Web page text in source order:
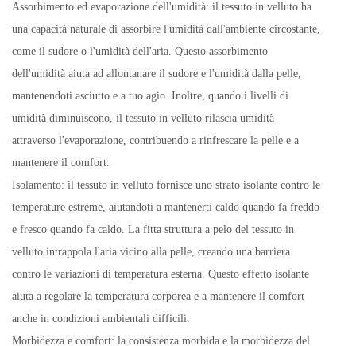
Assorbimento ed evaporazione dell'umidità: il tessuto in velluto ha
una capacità naturale di assorbire l'umidità dall'ambiente circostante,
come il sudore o l'umidità dell'aria. Questo assorbimento
dell'umidità aiuta ad allontanare il sudore e l'umidità dalla pelle,
mantenendoti asciutto e a tuo agio. Inoltre, quando i livelli di
umidità diminuiscono, il tessuto in velluto rilascia umidità
attraverso l'evaporazione, contribuendo a rinfrescare la pelle e a
mantenere il comfort.
Isolamento: il tessuto in velluto fornisce uno strato isolante contro le
temperature estreme, aiutandoti a mantenerti caldo quando fa freddo
e fresco quando fa caldo. La fitta struttura a pelo del tessuto in
velluto intrappola l'aria vicino alla pelle, creando una barriera
contro le variazioni di temperatura esterna. Questo effetto isolante
aiuta a regolare la temperatura corporea e a mantenere il comfort
anche in condizioni ambientali difficili.
Morbidezza e comfort: la consistenza morbida e la morbidezza del